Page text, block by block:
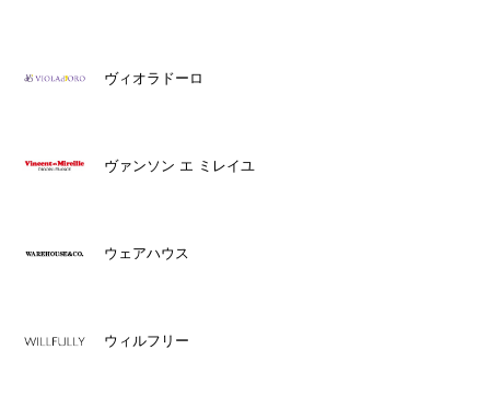
ヴィオラドーロ
ヴァンソン エ ミレイユ
ウェアハウス
ウィルフリー